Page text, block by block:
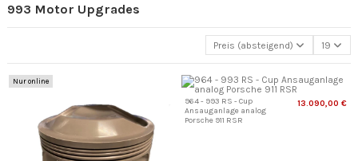
993 Motor Upgrades
Preis (absteigend) 19
Nur online
964 - 993 RS - Cup
Ansauganlage analog
Porsche 911 RSR
13.090,00 €